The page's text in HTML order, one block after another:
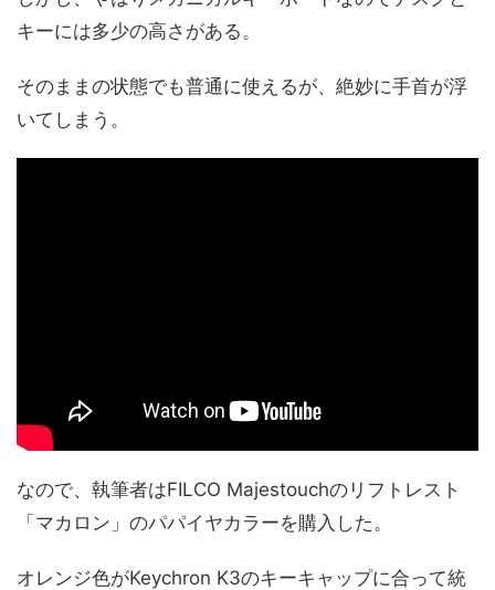
キーには多少の高さがある。
そのままの状態でも普通に使えるが、絶妙に手首が浮
いてしまう。
なので、執筆者はFILCO Majestouchのリフトレスト
「マカロン」のパパイヤカラーを購入した。
オレンジ色がKeychron K3のキーキャップに合って統